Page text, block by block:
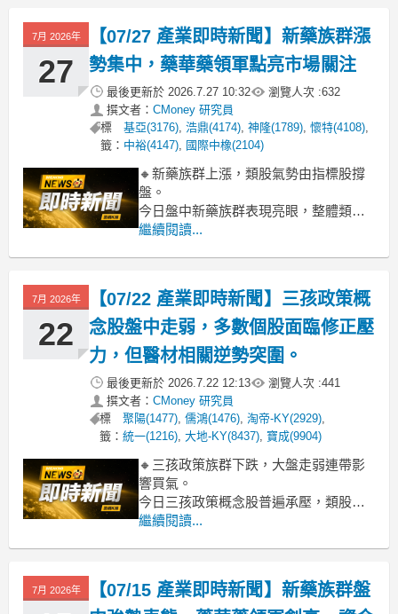
股的研發進度與未來營運展望出現樂觀
預期，帶動買盤湧入，也讓盤面氣氛相
對活絡。
7月 2026年
27
【07/27 產業即時新聞】新藥族群漲
勢集中，藥華藥領軍點亮市場關注
最後更新於 2026.7.27 10:32 瀏覽人次 :632
撰文者： CMoney 研究員
標
籤：
基亞(3176), 浩鼎(4174), 神隆(1789), 懷特(4108),
中裕(4147), 國際中橡(2104)
🔸新藥族群上漲，類股氣勢由指標股撐
盤。
今日盤中新藥族群表現亮眼，整體類股
漲幅達2.83%，主要受到權值股藥華藥與
逾2%，顯示市場資金對具備實質營運或
特定題材的指標股追價意願積極，為新
藥板塊注入動能。
繼續閱讀...
7月 2026年
22
【07/22 產業即時新聞】三孩政策概
念股盤中走弱，多數個股面臨修正壓
力，但醫材相關逆勢突圍。
最後更新於 2026.7.22 12:13 瀏覽人次 :441
撰文者： CMoney 研究員
標
籤：
聚陽(1477),儒鴻(1476),淘帝-KY(2929),
統一(1216),大地-KY(8437), 寶成(9904)
🔸三孩政策族群下跌，大盤走弱連帶影
響買氣。
今日三孩政策概念股普遍承壓，類股指
數盤中下跌逾3.17%。主要受大盤觀望氣
拖累顯著。
🔸醫療生技概念逆勢走強，部分傳產消
繼續閱讀...
7月 2026年
【07/15 產業即時新聞】新藥族群盤